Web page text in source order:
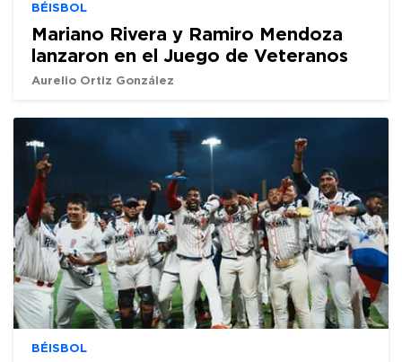
BÉISBOL
Mariano Rivera y Ramiro Mendoza
lanzaron en el Juego de Veteranos
Aurelio Ortiz González
BÉISBOL